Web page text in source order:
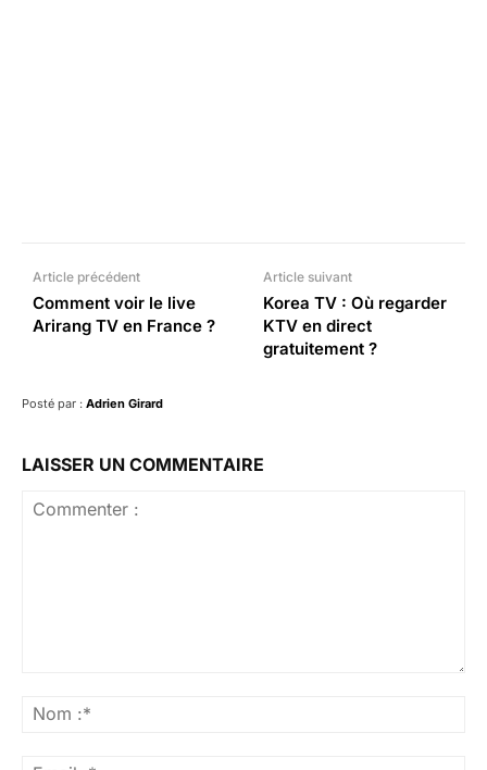
Article précédent
Comment voir le live
Arirang TV en France ?
Article suivant
Korea TV : Où regarder
KTV en direct
gratuitement ?
Posté par : Adrien Girard
LAISSER UN COMMENTAIRE